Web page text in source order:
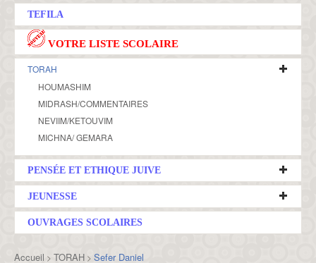
TEFILA
VOTRE LISTE SCOLAIRE
TORAH
HOUMASHIM
MIDRASH/COMMENTAIRES
NEVIIM/KETOUVIM
MICHNA/ GEMARA
PENSÉE ET ETHIQUE JUIVE
JEUNESSE
OUVRAGES SCOLAIRES
Accueil > TORAH > Sefer Daniel